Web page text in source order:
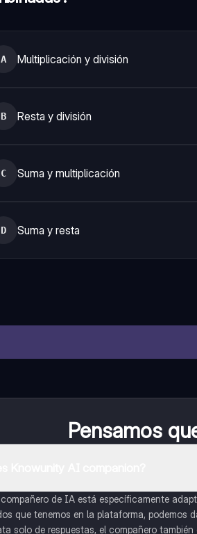
A Multiplicación y división
B Resta y división
C Suma y multiplicación
D Suma y resta
Pensamos
de IA está específicamente
que tenemos en la plataforma, podemos
solo de respuestas, el compañero